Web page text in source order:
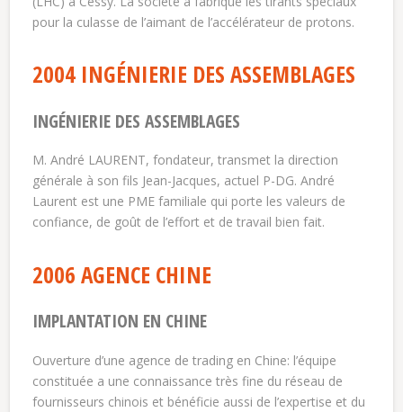
pour la culasse de l’aimant de l’accélérateur de protons.
2004 INGÉNIERIE DES ASSEMBLAGES
INGÉNIERIE DES ASSEMBLAGES
M. André LAURENT, fondateur, transmet la direction
générale à son fils Jean-Jacques, actuel P-DG. André
Laurent est une PME familiale qui porte les valeurs de
confiance, de goût de l’effort et de travail bien fait.
2006 AGENCE CHINE
IMPLANTATION EN CHINE
Ouverture d’une agence de trading en Chine: l’équipe
constituée a une connaissance très fine du réseau de
fournisseurs chinois et bénéficie aussi de l’expertise et du